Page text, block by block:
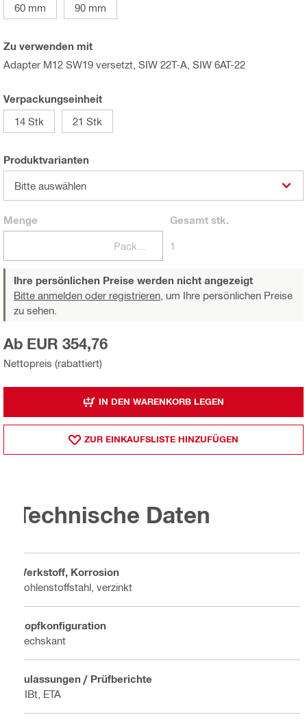
60 mm
90 mm
Zu verwenden mit
Adapter M12 SW19 versetzt, SIW 22T-A, SIW 6AT-22
Verpackungseinheit
14 Stk
21 Stk
Produktvarianten
Bitte auswählen
Menge Gesamtstk.
1
Ihre persönlichen Preise werden nicht angezeigt
Bitte anmelden oder registrieren, um Ihre persönlichen Preise
zu sehen.
Nettopreis (rabattiert)
Ab EUR 354,76
IN DEN WARENKORB LEGEN
ZUR EINKAUFSLISTE HINZUFÜGEN
Technische Daten
Werkstoff, Korrosion
Kohlenstoffstahl, verzinkt
Kopfkonfiguration
Sechskant
Zulassungen / Prüfberichte
DIBt, ETA